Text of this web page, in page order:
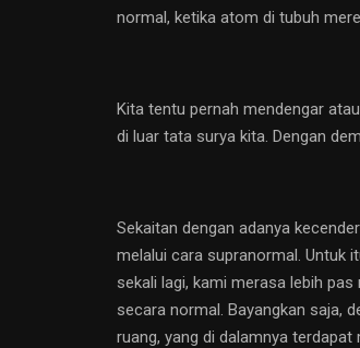
normal, ketika atom di tubuh
Kita tentu pernah mendengar
di luar tata surya kita. Dengan
Sekaitan dengan adanya
melalui cara supranormal. Untuk
sekali lagi, kami merasa lebih
secara normal. Bayangkan saja,
ruang, yang di dalamnya